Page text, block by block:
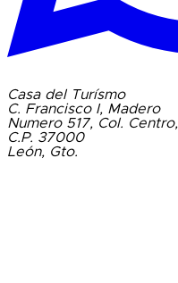
Casa del Turísmo
C. Francisco I, Madero
Numero 517, Col. Centro,
C.P. 37000
León, Gto.